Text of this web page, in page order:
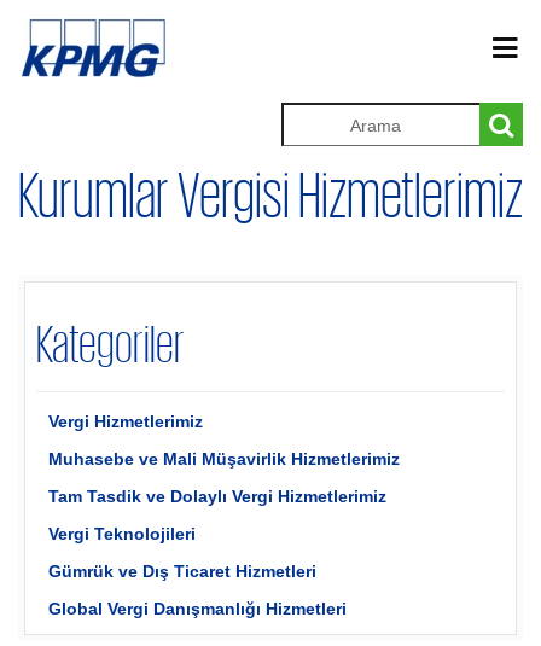
Kurumlar Vergisi Hizmetlerimiz
Kategoriler
Vergi Hizmetlerimiz
Muhasebe ve Mali Müşavirlik Hizmetlerimiz
Tam Tasdik ve Dolaylı Vergi Hizmetlerimiz
Vergi Teknolojileri
Gümrük ve Dış Ticaret Hizmetleri
Global Vergi Danışmanlığı Hizmetleri